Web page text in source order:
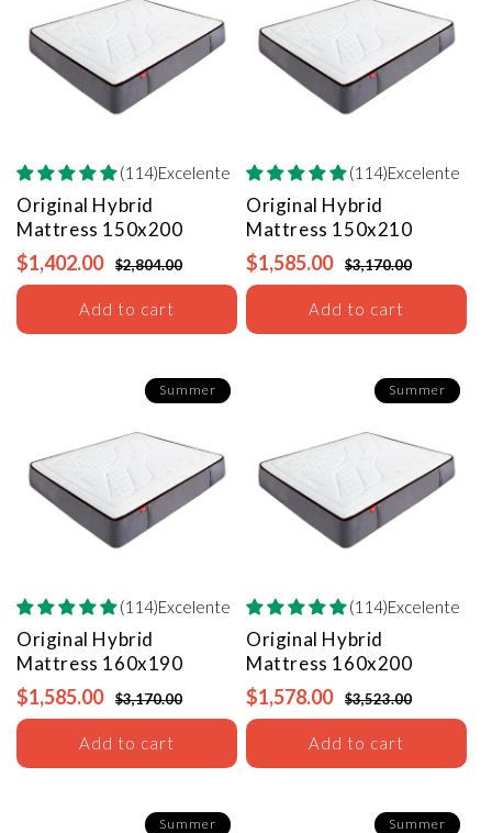
(114)Excelente
Original Hybrid
Mattress 150x200
$1,402.00 $2,804.00
Add to cart
(114)Excelente
Original Hybrid
Mattress 150x210
$1,585.00 $3,170.00
Add to cart
Summer
(114)Excelente
Original Hybrid
Mattress 160x190
$1,585.00 $3,170.00
Add to cart
Summer
(114)Excelente
Original Hybrid
Mattress 160x200
$1,578.00 $3,523.00
Add to cart
Summer Summer